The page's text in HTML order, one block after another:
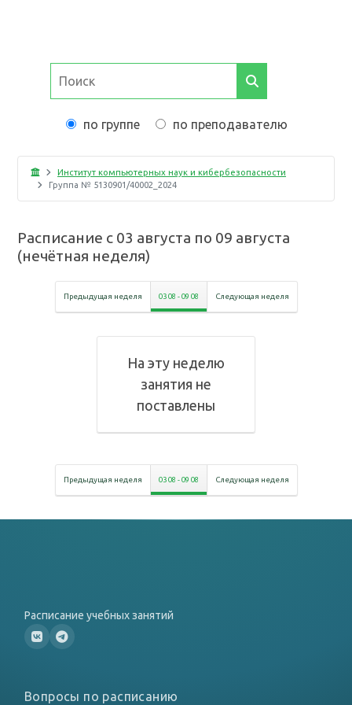
по группе по преподавателю
Институт компьютерных наук и кибербезопасности
Группа № 5130901/40002_2024
Расписание с 03 августа по 09 августа
(нечётная неделя)
Предыдущая неделя 03 08 -09 08 Следующая неделя
На эту неделю
занятия не
поставлены
Предыдущая неделя 03 08 -09 08 Следующая неделя
Расписание учебных занятий
Вопросы по расписанию